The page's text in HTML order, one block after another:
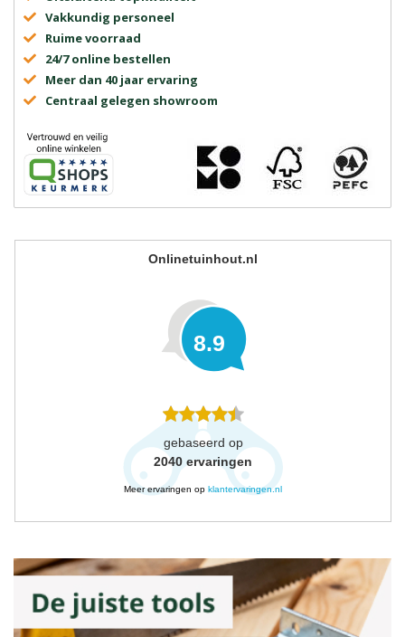
Vakkundig personeel
Ruime voorraad
24/7 online bestellen
Meer dan 40 jaar ervaring
Centraal gelegen showroom
Onlinetuinhout.nl
8.9
gebaseerd op
2040 ervaringen
Meer ervaringen op klantervaringen.nl